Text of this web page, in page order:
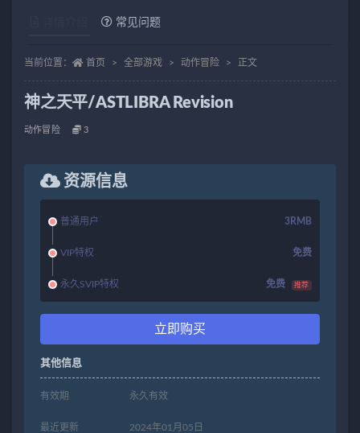
常见问题
当前位置： 首页 全部游戏 动作冒险 正文
神之天平/ASTLIBRA Revision
动作冒险 3
资源信息
普通用户 3RMB
VIP特权 免费
永久SVIP特权 免费 推荐
立即购买
其他信息
有效期 永久有效
最近更新 2024年01月05日